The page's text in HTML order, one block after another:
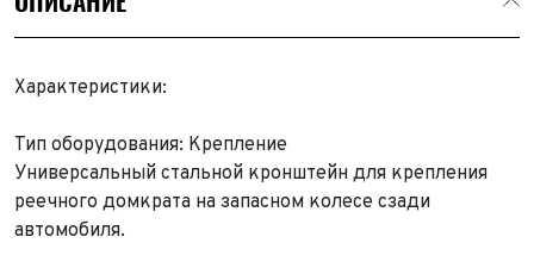
Характеристики:
Тип оборудования: Крепление
Универсальный стальной кронштейн для крепления
реечного домкрата на запасном колесе сзади
автомобиля.